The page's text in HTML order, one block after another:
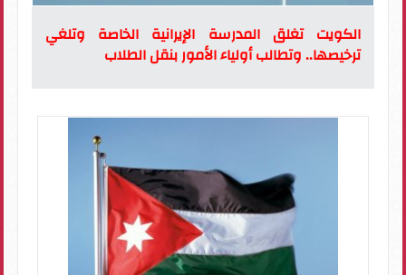
الكويت تغلق المدرسة الإيرانية الخاصة وتلغي
ترخيصها.. وتطالب أولياء الأمور بنقل الطلاب